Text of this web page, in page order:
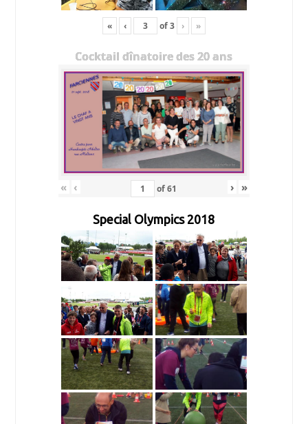
« ‹ of3 › »
Cocktail dînatoire des 20 ans
« ‹ of61 › »
Special Olympics 2018